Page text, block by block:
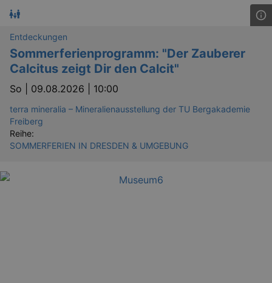
Entdeckungen
Sommerferienprogramm: "Der Zauberer
Calcitus zeigt Dir den Calcit"
So | 09.08.2026 | 10:00
terra mineralia – Mineralienausstellung der TU Bergakademie
Freiberg
Reihe:
SOMMERFERIEN IN DRESDEN & UMGEBUNG